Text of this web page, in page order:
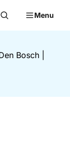
Menu
Bosch